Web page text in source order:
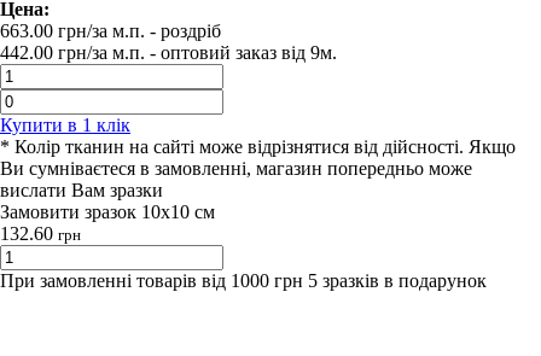
Цена:
663.00 грн/за м.п. - роздрiб
442.00 грн/за м.п. - оптовий заказ вiд 9м.
Купити в 1 клiк
* Колір тканин на сайті може відрізнятися від дійсності. Якщо
Ви сумніваєтеся в замовленні, магазин попередньо може
вислати Вам зразки
Замовити зразок 10х10 см
132.60 грн
При замовленні товарів від 1000 грн 5 зразків в подарунок